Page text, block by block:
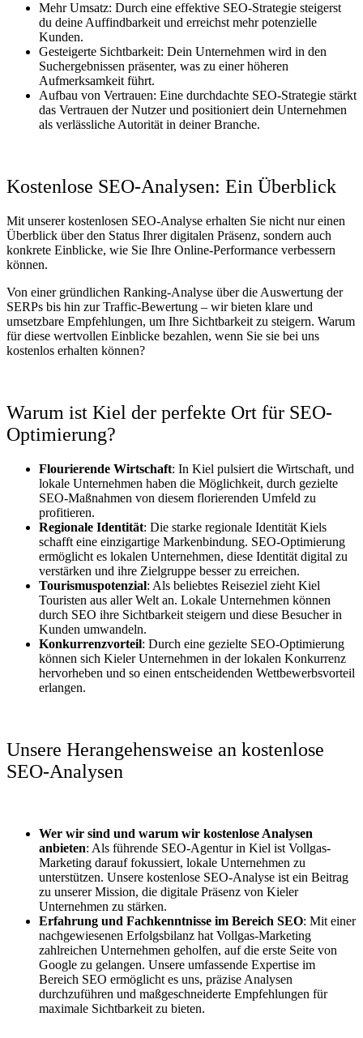
Mehr Umsatz: Durch eine effektive SEO-Strategie steigerst
du deine Auffindbarkeit und erreichst mehr potenzielle
Kunden.
Gesteigerte Sichtbarkeit: Dein Unternehmen wird in den
Suchergebnissen präsenter, was zu einer höheren
Aufmerksamkeit führt.
Aufbau von Vertrauen: Eine durchdachte SEO-Strategie stärkt
das Vertrauen der Nutzer und positioniert dein Unternehmen
als verlässliche Autorität in deiner Branche.
Kostenlose SEO-Analysen: Ein Überblick
Mit unserer kostenlosen SEO-Analyse erhalten Sie nicht nur einen
Überblick über den Status Ihrer digitalen Präsenz, sondern auch
konkrete Einblicke, wie Sie Ihre Online-Performance verbessern
können.
Von einer gründlichen Ranking-Analyse über die Auswertung der
SERPs bis hin zur Traffic-Bewertung – wir bieten klare und
umsetzbare Empfehlungen, um Ihre Sichtbarkeit zu steigern. Warum
für diese wertvollen Einblicke bezahlen, wenn Sie sie bei uns
kostenlos erhalten können?
Warum ist Kiel der perfekte Ort für SEO-
Optimierung?
Flourierende Wirtschaft: In Kiel pulsiert die Wirtschaft, und
lokale Unternehmen haben die Möglichkeit, durch gezielte
SEO-Maßnahmen von diesem florierenden Umfeld zu
profitieren.
Regionale Identität: Die starke regionale Identität Kiels
schafft eine einzigartige Markenbindung. SEO-Optimierung
ermöglicht es lokalen Unternehmen, diese Identität digital zu
verstärken und ihre Zielgruppe besser zu erreichen.
Tourismuspotenzial: Als beliebtes Reiseziel zieht Kiel
Touristen aus aller Welt an. Lokale Unternehmen können
durch SEO ihre Sichtbarkeit steigern und diese Besucher in
Kunden umwandeln.
Konkurrenzvorteil: Durch eine gezielte SEO-Optimierung
können sich Kieler Unternehmen in der lokalen Konkurrenz
hervorheben und so einen entscheidenden Wettbewerbsvorteil
erlangen.
Unsere Herangehensweise an kostenlose
SEO-Analysen
Wer wir sind und warum wir kostenlose Analysen
anbieten: Als führende SEO-Agentur in Kiel ist Vollgas-
Marketing darauf fokussiert, lokale Unternehmen zu
unterstützen. Unsere kostenlose SEO-Analyse ist ein Beitrag
zu unserer Mission, die digitale Präsenz von Kieler
Unternehmen zu stärken.
Erfahrung und Fachkenntnisse im Bereich SEO: Mit einer
nachgewiesenen Erfolgsbilanz hat Vollgas-Marketing
zahlreichen Unternehmen geholfen, auf die erste Seite von
Google zu gelangen. Unsere umfassende Expertise im
Bereich SEO ermöglicht es uns, präzise Analysen
durchzuführen und maßgeschneiderte Empfehlungen für
maximale Sichtbarkeit zu bieten.